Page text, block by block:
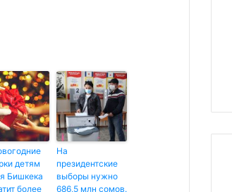
детям
Бишкека
более
На
президентские
выборы нужно
686,5 млн сомов.